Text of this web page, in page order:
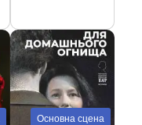
Основна сцена